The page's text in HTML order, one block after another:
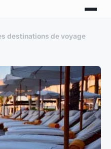
destinations de voyage